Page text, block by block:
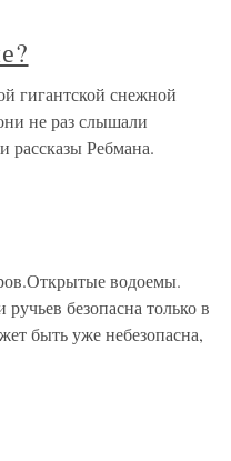
гигантской снежной
не раз слышали
рассказы Ребмана.
водоемы.
безопасна только в
быть уже небезопасна,